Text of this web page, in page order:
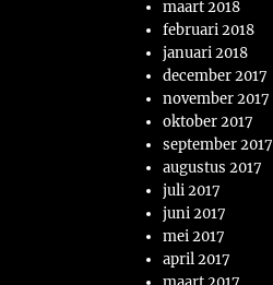
maart 2018
februari 2018
januari 2018
december 2017
november 2017
oktober 2017
september 2017
augustus 2017
juli 2017
juni 2017
mei 2017
april 2017